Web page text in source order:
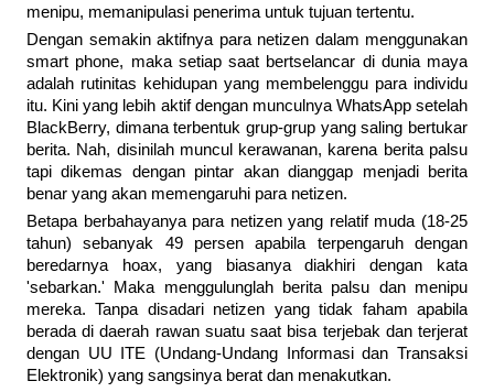
menipu, memanipulasi penerima untuk tujuan tertentu.
Dengan semakin aktifnya para netizen dalam menggunakan
smart phone, maka setiap saat bertselancar di dunia maya
adalah rutinitas kehidupan yang membelenggu para individu
itu. Kini yang lebih aktif dengan munculnya WhatsApp setelah
BlackBerry, dimana terbentuk grup-grup yang saling bertukar
berita. Nah, disinilah muncul kerawanan, karena berita palsu
tapi dikemas dengan pintar akan dianggap menjadi berita
benar yang akan memengaruhi para netizen.
Betapa berbahayanya para netizen yang relatif muda (18-25
tahun) sebanyak 49 persen apabila terpengaruh dengan
beredarnya hoax, yang biasanya diakhiri dengan kata
'sebarkan.' Maka menggulunglah berita palsu dan menipu
mereka. Tanpa disadari netizen yang tidak faham apabila
berada di daerah rawan suatu saat bisa terjebak dan terjerat
dengan UU ITE (Undang-Undang Informasi dan Transaksi
Elektronik) yang sangsinya berat dan menakutkan.